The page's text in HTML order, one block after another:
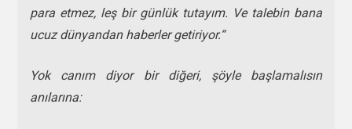
para etmez, leş bir günlük tutayım. Ve talebin bana
ucuz dünyandan haberler getiriyor.“
Yok canım diyor bir diğeri, şöyle başlamalısın
anılarına: